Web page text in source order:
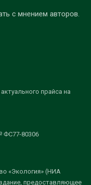
с мнением авторов.
прайса на
ФС77-80306
«Экология» (НИА
предоставляющее